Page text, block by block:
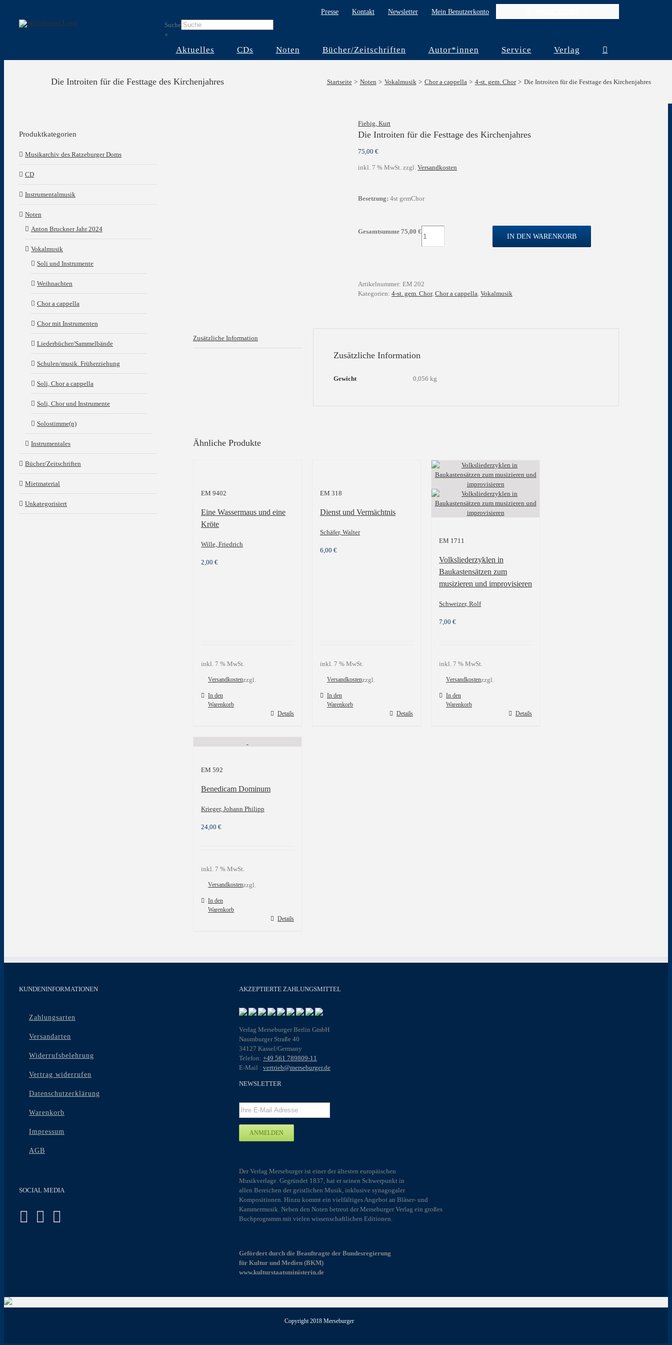
content
Presse Kontakt Newsletter Mein Benutzerkonto
Suche
×
Aktuelles CDs Noten Bücher/Zeitschriften Autor*innen Service Verlag
Die Introiten für die Festtage des Kirchenjahres Startseite Noten Vokalmusik Chor a cappella 4-st. gem. Chor Die Introiten für die Festtage des Kirchenjahres
Fiebig, Kurt
Die Introiten für die Festtage des Kirchenjahres
75,00 €
inkl. 7 % MwSt. zzgl. Versandkosten
Besetzung: 4st gemChor
Gesamtsumme 75,00 €Die
Introiten
für
Kirchenjahres
Menge
IN DEN WARENKORB
Artikelnummer: EM 202
Kategorien: 4-st. gem. Chor, Chor a cappella, Vokalmusik
Zusätzliche Information
Zusätzliche Information
Gewicht 0,056 kg
Ähnliche Produkte
EM 9402
Eine Wassermaus und eine
Kröte
Wille, Friedrich
2,00 €
inkl. 7 % MwSt.
zzgl.
Versandkosten
In den
Warenkorb
Details
EM 318
Dienst und Vermächtnis
Schäfer, Walter
6,00 €
inkl. 7 % MwSt.
zzgl.
Versandkosten
In den
Warenkorb
Details
EM 1711
Volksliederzyklen in
Baukastensätzen zum
musizieren und improvisieren
Schweizer, Rolf
7,00 €
inkl. 7 % MwSt.
zzgl.
Versandkosten
In den
Warenkorb
Details
EM 592
Benedicam Dominum
Krieger, Johann Philipp
24,00 €
inkl. 7 % MwSt.
zzgl.
Versandkosten
In den
Warenkorb
Details
Produktkategorien
Musikarchiv des Ratzeburger Doms
CD
Instrumentalmusik
Noten
Anton Bruckner Jahr 2024
Vokalmusik
Soli und Instrumente
Weihnachten
Chor a cappella
Chor mit Instrumenten
Liederbücher/Sammelbände
Schulen/musik. Früherziehung
Soli, Chor a cappella
Soli, Chor und Instrumente
Solostimme(n)
Instrumentales
Bücher/Zeitschriften
Mietmaterial
Unkategorisiert
KUNDENINFORMATIONEN
Zahlungsarten
Versandarten
Widerrufsbelehrung
Vertrag widerrufen
Datenschutzerklärung
Warenkorb
Impressum
AGB
SOCIAL MEDIA
AKZEPTIERTE ZAHLUNGSMITTEL
Verlag Merseburger Berlin GmbH
Naumburger Straße 40
34127 Kassel/Germany
Telefon: +49 561 789809-11
E-Mail : vertrieb@merseburger.de
NEWSLETTER
Der Verlag Merseburger ist einer der ältesten europäischen
Musikverlage. Gegründet 1837, hat er seinen Schwerpunkt in
allen Bereichen der geistlichen Musik, inklusive synagogaler
Kompositionen. Hinzu kommt ein vielfältiges Angebot an Bläser- und
Kammermusik. Neben den Noten betreut der Merseburger Verlag ein großes
Buchprogramm mit vielen wissenschaftlichen Editionen.
Gefördert durch die Beauftragte der Bundesregierung
für Kultur und Medien (BKM)
www.kulturstaatsministerin.de
Copyright 2018 Merseburger